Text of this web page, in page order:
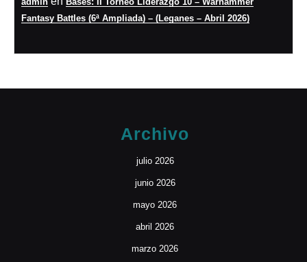
Fantasy Battles (6ª Ampliada) – (Leganes – Abril 2026)
Archivo
julio 2026
junio 2026
mayo 2026
abril 2026
marzo 2026